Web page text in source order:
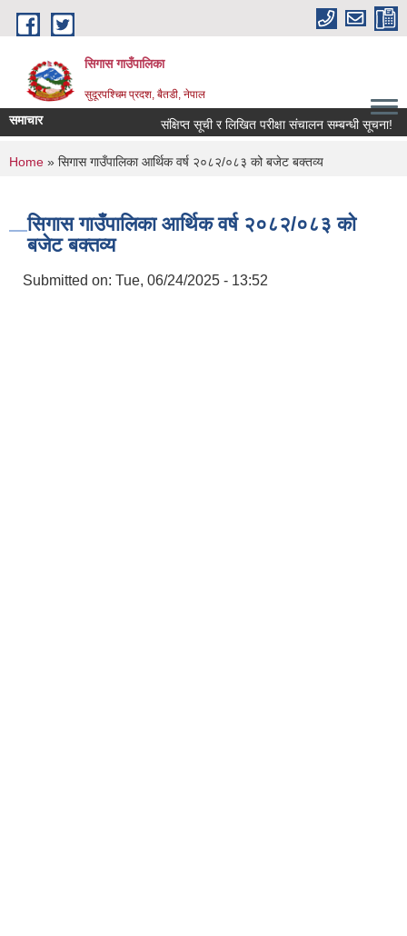
Skip to main content
सिगास गाउँपालिका
सुदूरपश्चिम प्रदश, बैतडी, नेपाल
समाचार संक्षिप्त सूची र लिखित परीक्षा संचालन सम्बन्धी सूचना!
You are here
Home » सिगास गाउँपालिका आर्थिक वर्ष २०८२/०८३ को बजेट बक्तव्य
सिगास गाउँपालिका आर्थिक वर्ष २०८२/०८३ को
बजेट बक्तव्य
Submitted on: Tue, 06/24/2025 - 13:52